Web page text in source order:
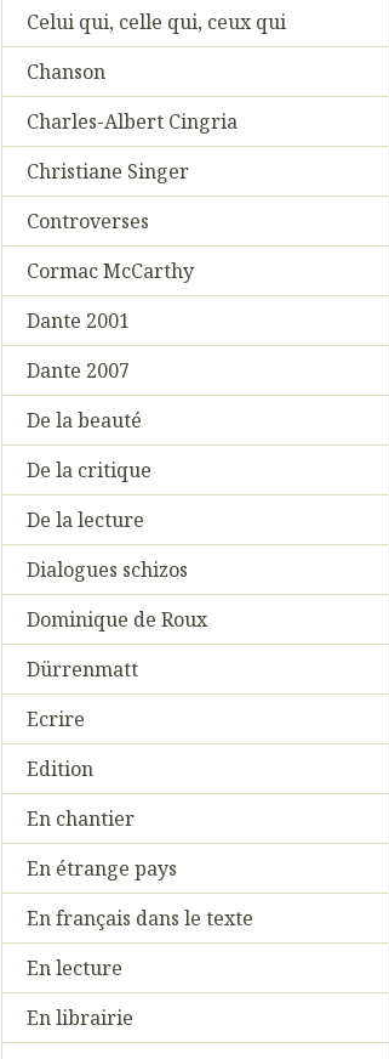
Celui qui, celle qui, ceux qui
Chanson
Charles-Albert Cingria
Christiane Singer
Controverses
Cormac McCarthy
Dante 2001
Dante 2007
De la beauté
De la critique
De la lecture
Dialogues schizos
Dominique de Roux
Dürrenmatt
Ecrire
Edition
En chantier
En étrange pays
En français dans le texte
En lecture
En librairie